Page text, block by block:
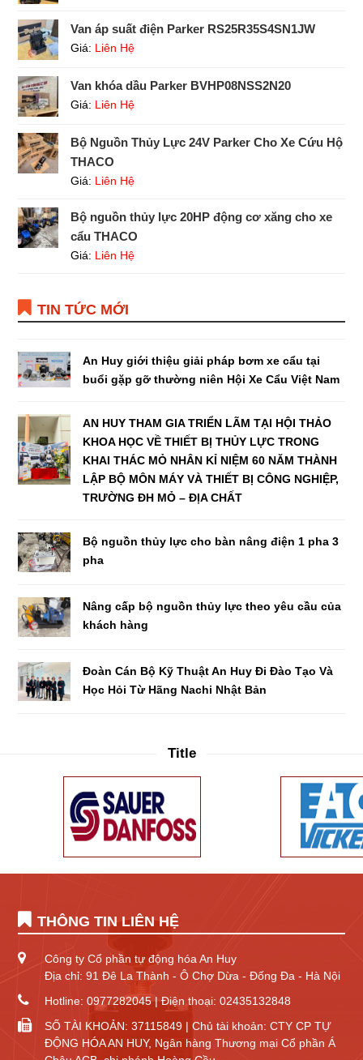
Van áp suất điện Parker RS25R35S4SN1JW
Giá: Liên Hệ
Van khóa dầu Parker BVHP08NSS2N20
Giá: Liên Hệ
Bộ Nguồn Thủy Lực 24V Parker Cho Xe Cứu Hộ
THACO
Giá: Liên Hệ
Bộ nguồn thủy lực 20HP động cơ xăng cho xe
cẩu THACO
Giá: Liên Hệ
TIN TỨC MỚI
An Huy giới thiệu giải pháp bơm xe cẩu tại
buổi gặp gỡ thường niên Hội Xe Cẩu Việt Nam
AN HUY THAM GIA TRIỂN LÃM TẠI HỘI THẢO
KHOA HỌC VỀ THIẾT BỊ THỦY LỰC TRONG
KHAI THÁC MỎ NHÂN KỈ NIỆM 60 NĂM THÀNH
LẬP BỘ MÔN MÁY VÀ THIẾT BỊ CÔNG NGHIỆP,
TRƯỜNG ĐH MỎ – ĐỊA CHẤT
Bộ nguồn thủy lực cho bàn nâng điện 1 pha 3
pha
Nâng cấp bộ nguồn thủy lực theo yêu cầu của
khách hàng
Đoàn Cán Bộ Kỹ Thuật An Huy Đi Đào Tạo Và
Học Hỏi Từ Hãng Nachi Nhật Bản
Title
THÔNG TIN LIÊN HỆ
Công ty Cổ phần tự động hóa An Huy
Địa chỉ: 91 Đê La Thành - Ô Chợ Dừa - Đống Đa - Hà Nội
Hotline: 0977282045 | Điện thoại: 02435132848
SỐ TÀI KHOẢN: 37115849 | Chủ tài khoản: CTY CP TỰ
ĐỘNG HÓA AN HUY, Ngân hàng Thương mại Cổ phần Á